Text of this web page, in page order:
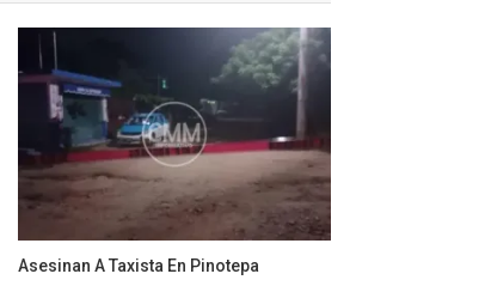
Asesinan A Taxista En Pinotepa